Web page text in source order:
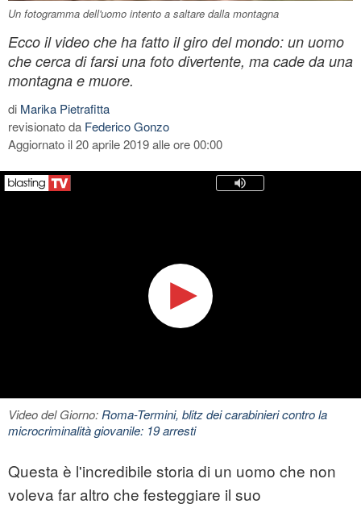
Un fotogramma dell'uomo intento a saltare dalla montagna
Ecco il video che ha fatto il giro del mondo: un uomo
che cerca di farsi una foto divertente, ma cade da una
montagna e muore.
di Marika Pietrafitta
revisionato da Federico Gonzo
Aggiornato il 20 aprile 2019 alle ore 00:00
Video del Giorno:Roma-Termini, blitz dei carabinieri contro la
microcriminalità giovanile: 19 arresti
Questa è l'incredibile storia di un uomo che non
voleva far altro che festeggiare il suo